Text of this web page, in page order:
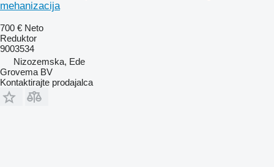
mehanizacija
700 € Neto
Reduktor
9003534
Nizozemska, Ede
Grovema BV
Kontaktirajte prodajalca